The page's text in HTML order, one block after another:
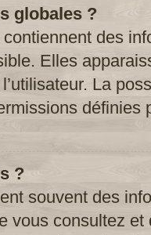
globales ?
des
Elles
La
définies
?
souvent des
vous consultez